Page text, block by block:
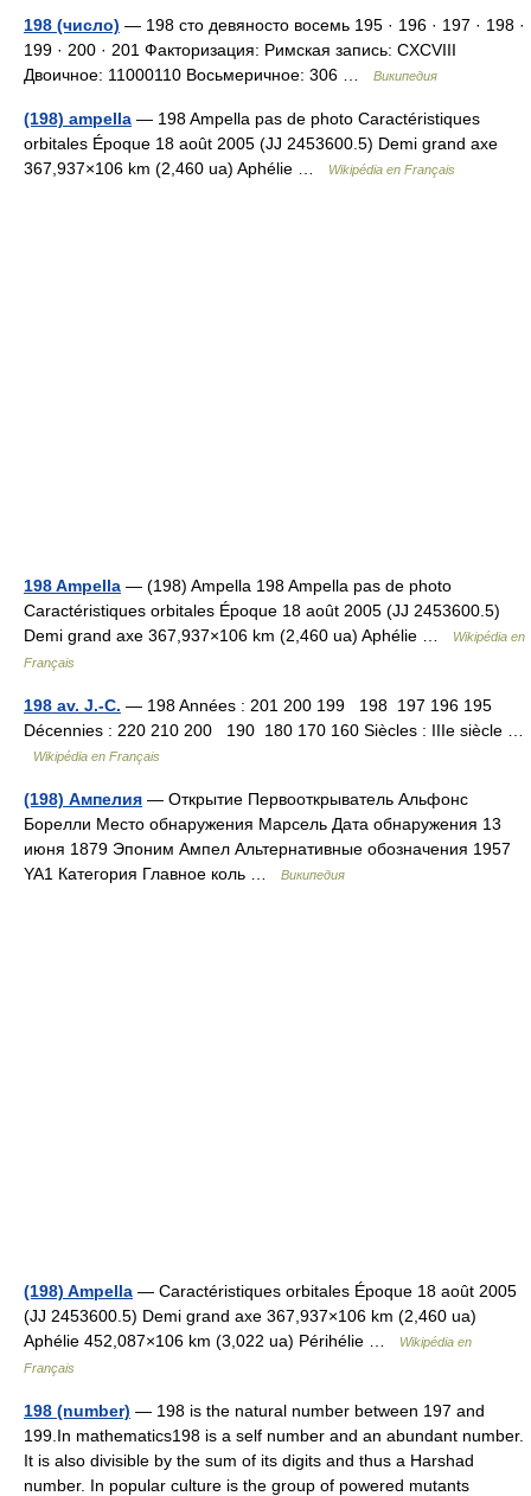
198 (число) — 198 сто девяносто восемь 195 · 196 · 197 · 198 ·
199 · 200 · 201 Факторизация: Римская запись: CXCVIII
Двоичное: 11000110 Восьмеричное: 306 …
Википедия
(198) ampella — 198 Ampella pas de photo Caractéristiques
orbitales Époque 18 août 2005 (JJ 2453600.5) Demi grand axe
367,937×106 km (2,460 ua) Aphélie …
Wikipédia en Français
198 Ampella — (198) Ampella 198 Ampella pas de photo
Caractéristiques orbitales Époque 18 août 2005 (JJ 2453600.5)
Demi grand axe 367,937×106 km (2,460 ua) Aphélie …
Wikipédia en
Français
198 av. J.-C. — 198 Années : 201 200 199 198 197 196 195
Décennies : 220 210 200 190 180 170 160 Siècles : IIIe siècle …
Wikipédia en Français
(198) Ампелия — Открытие Первооткрыватель Альфонс
Борелли Место обнаружения Марсель Дата обнаружения 13
июня 1879 Эпоним Ампел Альтернативные обозначения 1957
YA1 Категория Главное коль …
Википедия
(198) Ampella — Caractéristiques orbitales Époque 18 août 2005
(JJ 2453600.5) Demi grand axe 367,937×106 km (2,460 ua)
Aphélie 452,087×106 km (3,022 ua) Périhélie …
Wikipédia en
Français
198 (number) — 198 is the natural number between 197 and
199.In mathematics198 is a self number and an abundant number.
It is also divisible by the sum of its digits and thus a Harshad
number. In popular culture is the group of powered mutants